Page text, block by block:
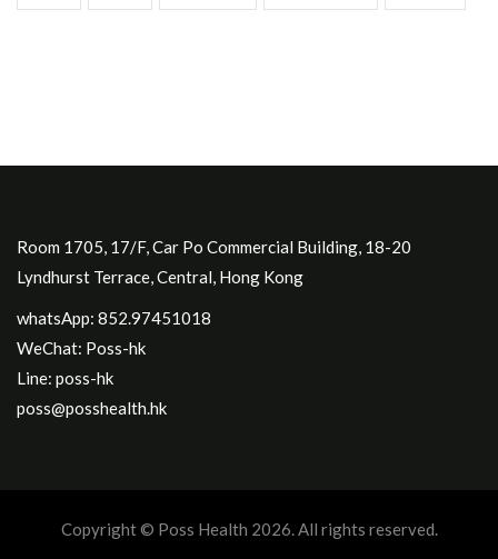
Room 1705, 17/F, Car Po Commercial Building, 18-20
Lyndhurst Terrace, Central, Hong Kong
whatsApp: 852.97451018
WeChat: Poss-hk
Line: poss-hk
poss@posshealth.hk
Copyright © Poss Health 2026. All rights reserved.